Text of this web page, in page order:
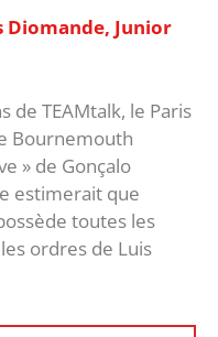
Diomande, Junior
de TEAMtalk, le Paris
Bournemouth
» de Gonçalo
estimerait que
toutes les
ordres de Luis